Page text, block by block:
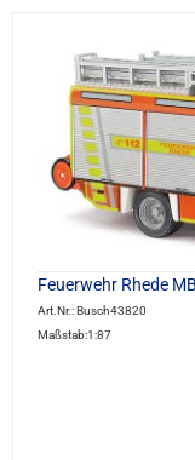
Feuerwehr Rhede
Art.Nr.: Busch43820
Maßstab:1:87